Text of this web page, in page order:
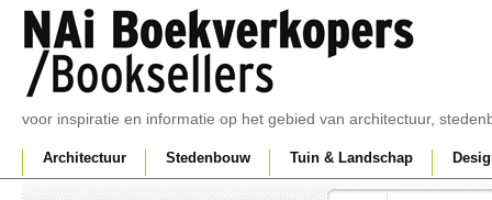
voor inspiratie en informatie op het gebied van architectuur,
Architectuur Stedenbouw Tuin & Landschap